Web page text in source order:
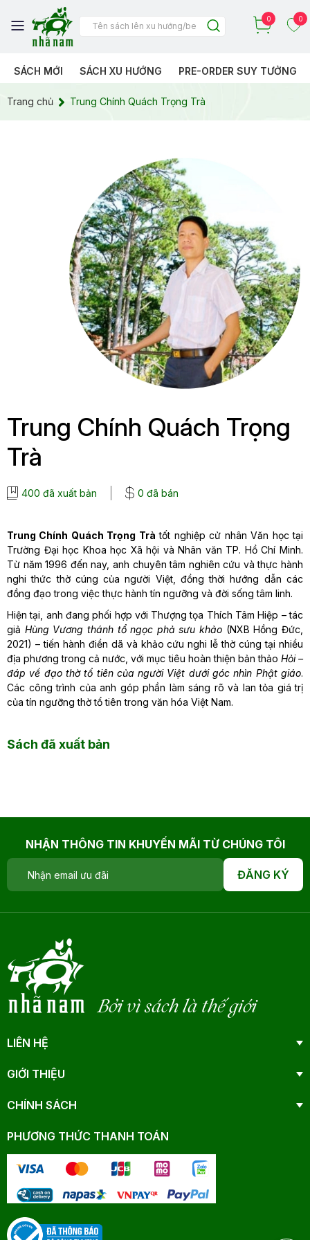
0 0
SÁCH MỚI SÁCH XU HƯỚNG PRE-ORDER SUY TƯỞNG
Trang chủ Trung Chính Quách Trọng Trà
Trung Chính Quách Trọng
Trà
400 đã xuất bản 0 đã bán
Trung Chính Quách Trọng Trà tốt nghiệp cử nhân Văn học tại
Trường Đại học Khoa học Xã hội và Nhân văn TP. Hồ Chí Minh.
Từ năm 1996 đến nay, anh chuyên tâm nghiên cứu và thực hành
nghi thức thờ cúng của người Việt, đồng thời hướng dẫn các
đồng đạo trong việc thực hành tín ngưỡng và đời sống tâm linh.
Hiện tại, anh đang phối hợp với Thượng tọa Thích Tâm Hiệp – tác
giả Hùng Vương thánh tổ ngọc phả sưu khảo (NXB Hồng Đức,
2021) – tiến hành điền dã và khảo cứu nghi lễ thờ cúng tại nhiều
địa phương trong cả nước, với mục tiêu hoàn thiện bản thảo Hỏi –
đáp về đạo thờ tổ tiên của người Việt dưới góc nhìn Phật giáo.
Các công trình của anh góp phần làm sáng rõ và lan tỏa giá trị
của tín ngưỡng thờ tổ tiên trong văn hóa Việt Nam.
Sách đã xuất bản
NHẬN THÔNG TIN KHUYẾN MÃI TỪ CHÚNG TÔI
ĐĂNG KÝ
Bởi vì sách là thế giới
LIÊN HỆ
GIỚI THIỆU
CHÍNH SÁCH
PHƯƠNG THỨC THANH TOÁN